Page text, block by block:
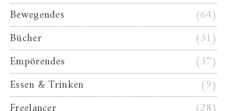
Bewegendes
(64)
Bücher
(31)
Empörendes
(37)
Essen & Trinken
(9)